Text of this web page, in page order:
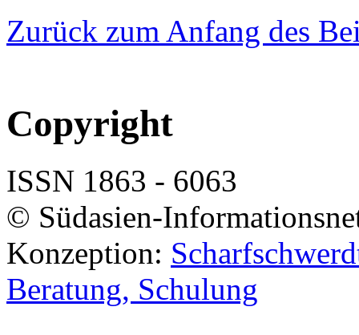
Zurück zum Anfang des
Copyright
ISSN 1863 - 6063
© Südasien-
Konzeption:
Beratung, Schulung